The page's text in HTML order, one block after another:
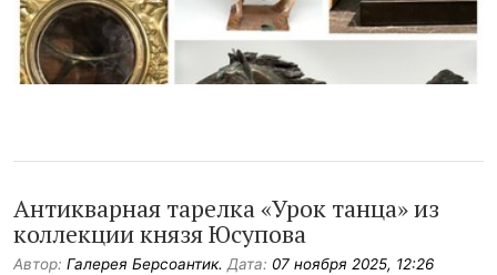
Антикварная тарелка «Урок танца» из
коллекции князя Юсупова
Автор: Галерея Берсоантик. Дата: 07 ноября 2025, 12:26